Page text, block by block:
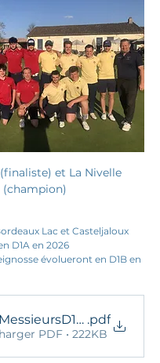
et La Nivelle
(champion)
Lac et Casteljaloux
D1A en 2026
évolueront en D1B en
2025-Final
.pdf
PDF • 222KB